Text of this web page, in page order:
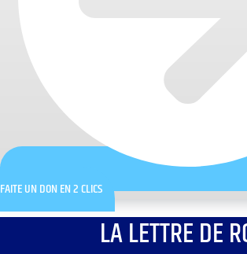
FAITE UN DON EN 2 CLICS
LA LETTRE DE